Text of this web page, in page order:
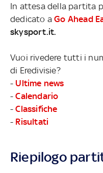
In attesa della partita
dedicato aGo Ahead
skysport.it.
Vuoi rivedere tutti i
di Eredivisie?
- Ultime news
-Calendario
-Classifiche
- Risultati
Riepilogo